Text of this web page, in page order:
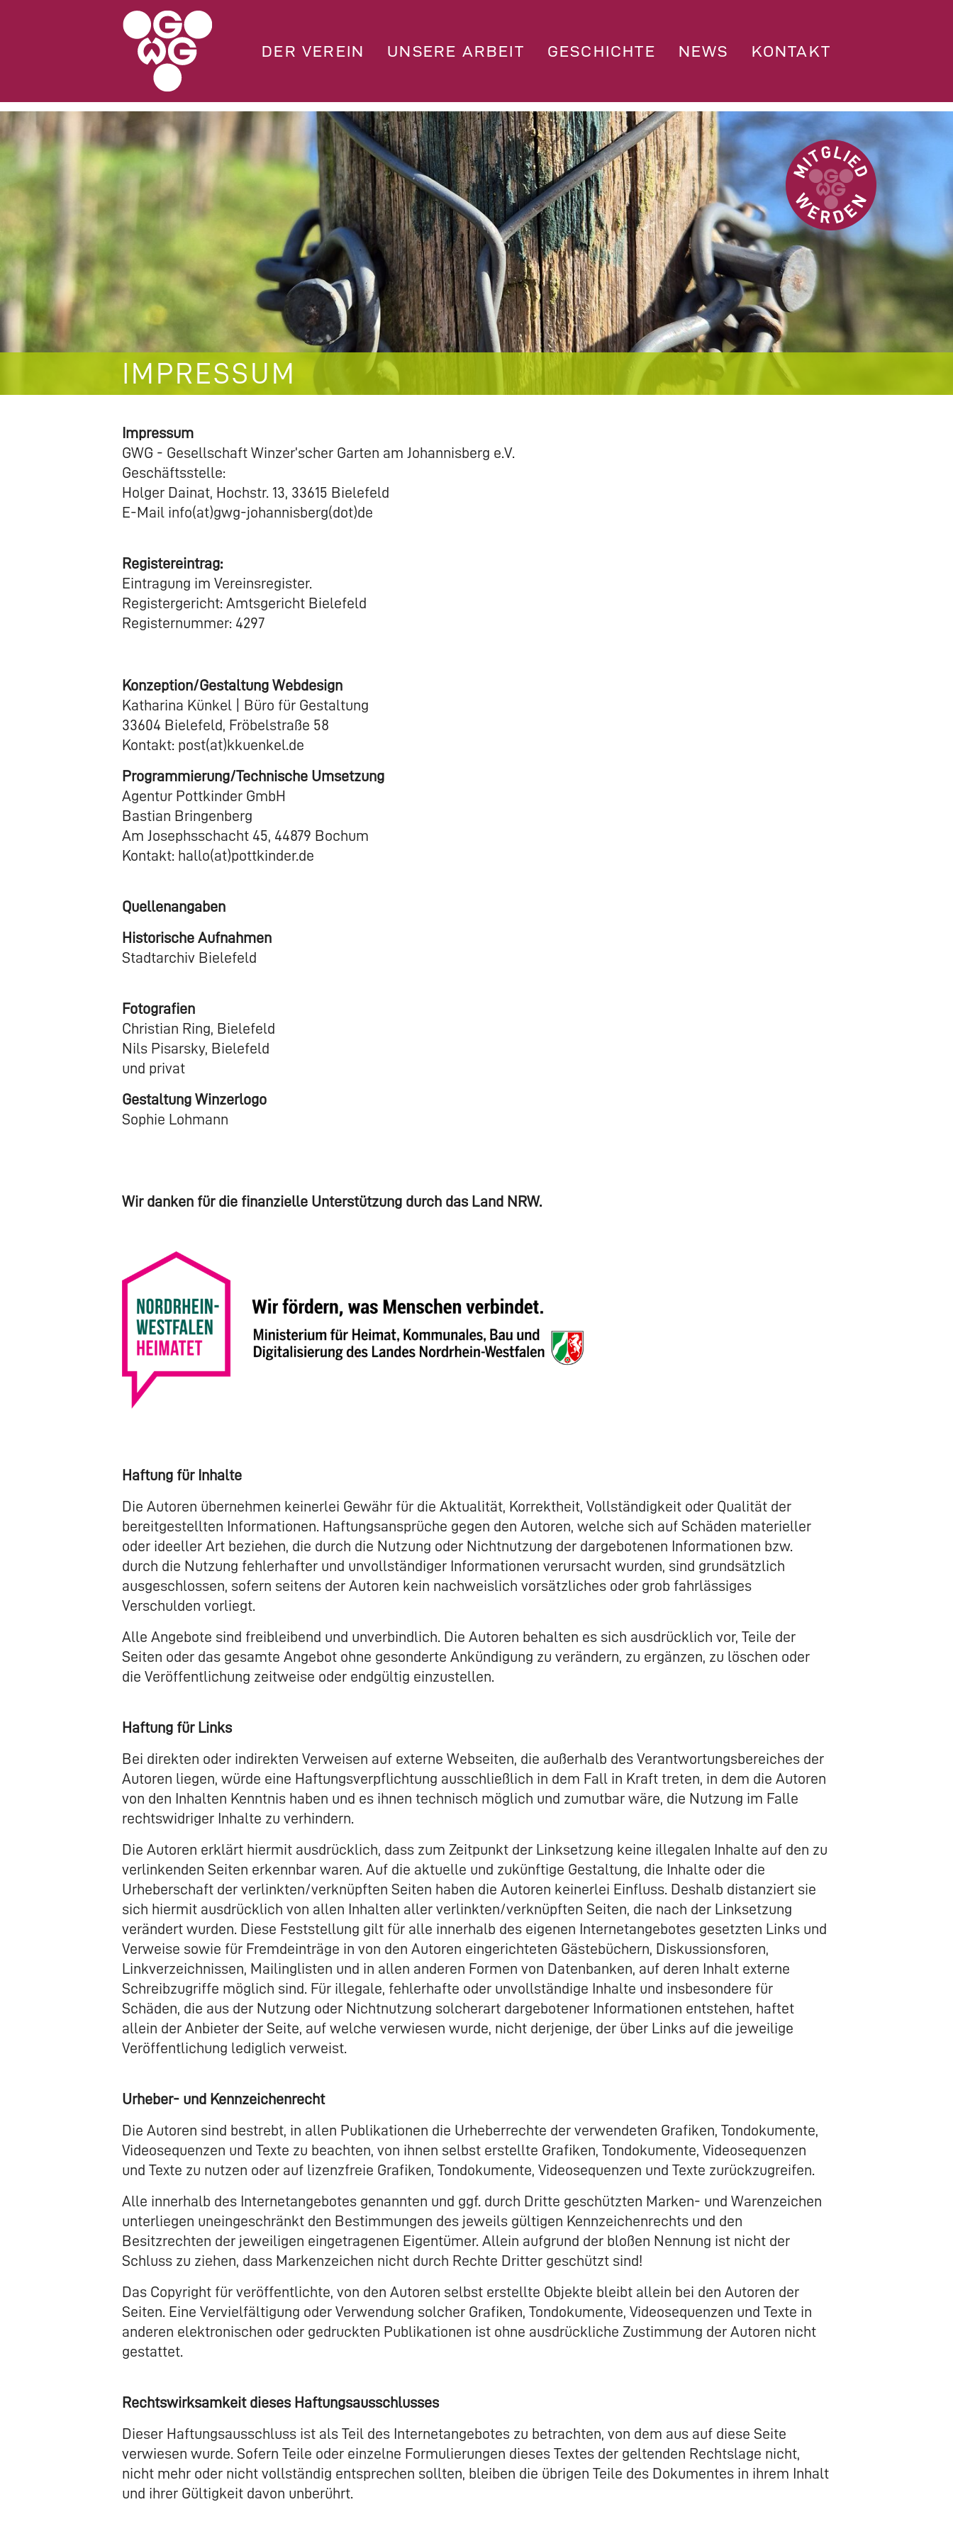
DER VEREIN UNSERE ARBEIT GESCHICHTE NEWS KONTAKT
IMPRESSUM
Impressum
GWG - Gesellschaft Winzer’scher Garten am Johannisberg e.V.
Geschäftsstelle:
Holger Dainat, Hochstr. 13, 33615 Bielefeld
E-Mail info(at)gwg-johannisberg(dot)de
Registereintrag:
Eintragung im Vereinsregister.
Registergericht: Amtsgericht Bielefeld
Registernummer: 4297
Konzeption/Gestaltung Webdesign
Katharina Künkel | Büro für Gestaltung
33604 Bielefeld, Fröbelstraße 58
Kontakt: post(at)kkuenkel.de
Programmierung/Technische Umsetzung
Agentur Pottkinder GmbH
Bastian Bringenberg
Am Josephsschacht 45, 44879 Bochum
Kontakt: hallo(at)pottkinder.de
Quellenangaben
Historische Aufnahmen
Stadtarchiv Bielefeld
Fotografien
Christian Ring, Bielefeld
Nils Pisarsky, Bielefeld
und privat
Gestaltung Winzerlogo
Sophie Lohmann
Wir danken für die finanzielle Unterstützung durch das Land NRW.
Haftung für Inhalte
Die Autoren übernehmen keinerlei Gewähr für die Aktualität, Korrektheit, Vollständigkeit oder Qualität der
bereitgestellten Informationen. Haftungsansprüche gegen den Autoren, welche sich auf Schäden materieller
oder ideeller Art beziehen, die durch die Nutzung oder Nichtnutzung der dargebotenen Informationen bzw.
durch die Nutzung fehlerhafter und unvollständiger Informationen verursacht wurden, sind grundsätzlich
ausgeschlossen, sofern seitens der Autoren kein nachweislich vorsätzliches oder grob fahrlässiges
Verschulden vorliegt.
Alle Angebote sind freibleibend und unverbindlich. Die Autoren behalten es sich ausdrücklich vor, Teile der
Seiten oder das gesamte Angebot ohne gesonderte Ankündigung zu verändern, zu ergänzen, zu löschen oder
die Veröffentlichung zeitweise oder endgültig einzustellen.
Haftung für Links
Bei direkten oder indirekten Verweisen auf externe Webseiten, die außerhalb des Verantwortungsbereiches der
Autoren liegen, würde eine Haftungsverpflichtung ausschließlich in dem Fall in Kraft treten, in dem die Autoren
von den Inhalten Kenntnis haben und es ihnen technisch möglich und zumutbar wäre, die Nutzung im Falle
rechtswidriger Inhalte zu verhindern.
Die Autoren erklärt hiermit ausdrücklich, dass zum Zeitpunkt der Linksetzung keine illegalen Inhalte auf den zu
verlinkenden Seiten erkennbar waren. Auf die aktuelle und zukünftige Gestaltung, die Inhalte oder die
Urheberschaft der verlinkten/verknüpften Seiten haben die Autoren keinerlei Einfluss. Deshalb distanziert sie
sich hiermit ausdrücklich von allen Inhalten aller verlinkten/verknüpften Seiten, die nach der Linksetzung
verändert wurden. Diese Feststellung gilt für alle innerhalb des eigenen Internetangebotes gesetzten Links und
Verweise sowie für Fremdeinträge in von den Autoren eingerichteten Gästebüchern, Diskussionsforen,
Linkverzeichnissen, Mailinglisten und in allen anderen Formen von Datenbanken, auf deren Inhalt externe
Schreibzugriffe möglich sind. Für illegale, fehlerhafte oder unvollständige Inhalte und insbesondere für
Schäden, die aus der Nutzung oder Nichtnutzung solcherart dargebotener Informationen entstehen, haftet
allein der Anbieter der Seite, auf welche verwiesen wurde, nicht derjenige, der über Links auf die jeweilige
Veröffentlichung lediglich verweist.
Urheber- und Kennzeichenrecht
Die Autoren sind bestrebt, in allen Publikationen die Urheberrechte der verwendeten Grafiken, Tondokumente,
Videosequenzen und Texte zu beachten, von ihnen selbst erstellte Grafiken, Tondokumente, Videosequenzen
und Texte zu nutzen oder auf lizenzfreie Grafiken, Tondokumente, Videosequenzen und Texte zurückzugreifen.
Alle innerhalb des Internetangebotes genannten und ggf. durch Dritte geschützten Marken- und Warenzeichen
unterliegen uneingeschränkt den Bestimmungen des jeweils gültigen Kennzeichenrechts und den
Besitzrechten der jeweiligen eingetragenen Eigentümer. Allein aufgrund der bloßen Nennung ist nicht der
Schluss zu ziehen, dass Markenzeichen nicht durch Rechte Dritter geschützt sind!
Das Copyright für veröffentlichte, von den Autoren selbst erstellte Objekte bleibt allein bei den Autoren der
Seiten. Eine Vervielfältigung oder Verwendung solcher Grafiken, Tondokumente, Videosequenzen und Texte in
anderen elektronischen oder gedruckten Publikationen ist ohne ausdrückliche Zustimmung der Autoren nicht
gestattet.
Rechtswirksamkeit dieses Haftungsausschlusses
Dieser Haftungsausschluss ist als Teil des Internetangebotes zu betrachten, von dem aus auf diese Seite
verwiesen wurde. Sofern Teile oder einzelne Formulierungen dieses Textes der geltenden Rechtslage nicht,
nicht mehr oder nicht vollständig entsprechen sollten, bleiben die übrigen Teile des Dokumentes in ihrem Inhalt
und ihrer Gültigkeit davon unberührt.